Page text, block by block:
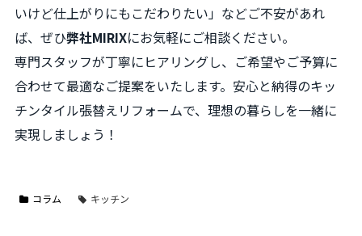
いけど仕上がりにもこだわりたい」などご不安があれ
ば、ぜひ弊社MIRIXにお気軽にご相談ください。
専門スタッフが丁寧にヒアリングし、ご希望やご予算に
合わせて最適なご提案をいたします。安心と納得のキッ
チンタイル張替えリフォームで、理想の暮らしを一緒に
実現しましょう！
コラム キッチン